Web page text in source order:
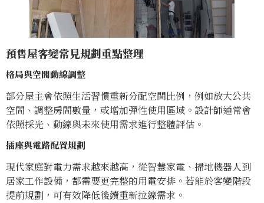
預售屋客變常見規劃重點整理
格局與空間動線調整
部分屋主會依照生活習慣重新分配空間比例，例如放大公共
空間、調整房間數量，或增加彈性使用區域。設計師通常會
依照採光、動線與未來使用需求進行整體評估。
插座與電路配置規劃
現代家庭對電力需求越來越高，從智慧家電、掃地機器人到
居家工作設備，都需要更完整的用電安排。若能於客變階段
提前規劃，可有效降低後續重新拉線需求。